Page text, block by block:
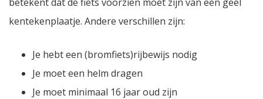
kentekenplaatje. Andere verschillen zijn:
Je hebt een (bromfiets)rijbewijs nodig
Je moet een helm dragen
Je moet minimaal 16 jaar oud zijn